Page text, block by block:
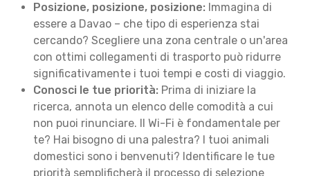
Posizione, posizione, posizione: Immagina di
essere a Davao – che tipo di esperienza stai
cercando? Scegliere una zona centrale o un'area
con ottimi collegamenti di trasporto può ridurre
significativamente i tuoi tempi e costi di viaggio.
Conosci le tue priorità: Prima di iniziare la
ricerca, annota un elenco delle comodità a cui
non puoi rinunciare. Il Wi-Fi è fondamentale per
te? Hai bisogno di una palestra? I tuoi animali
domestici sono i benvenuti? Identificare le tue
priorità semplificherà il processo di selezione